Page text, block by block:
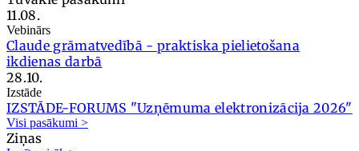
11.08.
Vebinārs
Claude grāmatvedībā - praktiska pielietošana
ikdienas darbā
28.10.
Izstāde
IZSTĀDE-FORUMS "Uzņēmuma elektronizācija 2026"
Visi pasākumi >
Ziņas